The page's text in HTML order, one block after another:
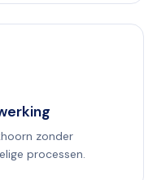
zonder
processen.